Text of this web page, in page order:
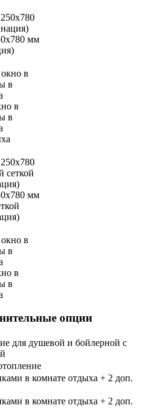
мм
в
в
мм
в
в
опции
для душевой и бойлерной с
в комнате отдыха + 2 доп.
в комнате отдыха + 2 доп.